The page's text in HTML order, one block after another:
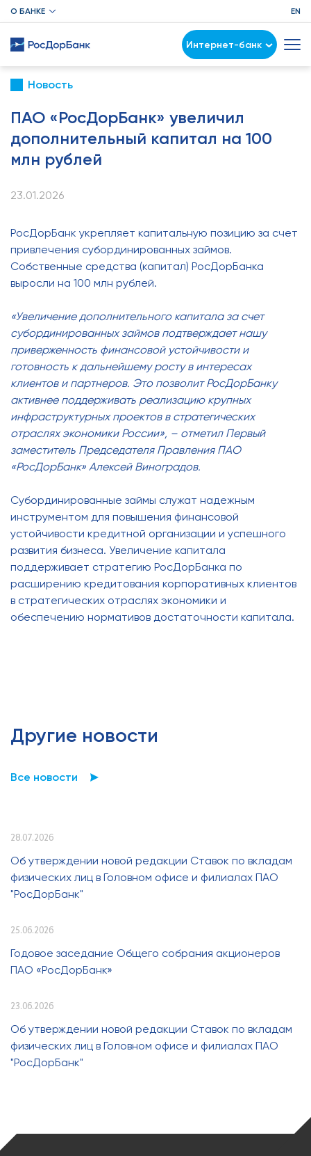
О БАНКЕ EN
Интернет-банк
Новость
ПАО «РосДорБанк» увеличил
дополнительный капитал на 100
млн рублей
23.01.2026
РосДорБанк укрепляет капитальную позицию за счет
привлечения субординированных займов.
Собственные средства (капитал) РосДорБанка
выросли на 100 млн рублей.
«Увеличение дополнительного капитала за счет
субординированных займов подтверждает нашу
приверженность финансовой устойчивости и
готовность к дальнейшему росту в интересах
клиентов и партнеров. Это позволит РосДорБанку
активнее поддерживать реализацию крупных
инфраструктурных проектов в стратегических
отраслях экономики России», – отметил Первый
заместитель Председателя Правления ПАО
«РосДорБанк» Алексей Виноградов.
Субординированные займы служат надежным
инструментом для повышения финансовой
устойчивости кредитной организации и успешного
развития бизнеса. Увеличение капитала
поддерживает стратегию РосДорБанка по
расширению кредитования корпоративных клиентов
в стратегических отраслях экономики и
обеспечению нормативов достаточности капитала.
Другие новости
Все новости
28.07.2026
Об утверждении новой редакции Ставок по вкладам
физических лиц в Головном офисе и филиалах ПАО
"РосДорБанк"
25.06.2026
Годовое заседание Общего собрания акционеров
ПАО «РосДорБанк»
23.06.2026
Об утверждении новой редакции Ставок по вкладам
физических лиц в Головном офисе и филиалах ПАО
"РосДорБанк"